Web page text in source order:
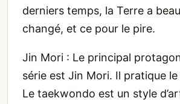
derniers temps, la Terre a
changé, et ce pour le pire.
Jin Mori : Le principal
série est Jin Mori. Il pratique
Le taekwondo est un style